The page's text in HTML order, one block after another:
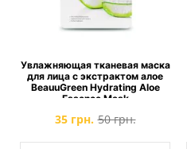
Увлажняющая тканевая маска
для лица c экстрактом алое
BeauuGreen Hydrating Aloe
Essence Mask
35 грн. 50 грн.